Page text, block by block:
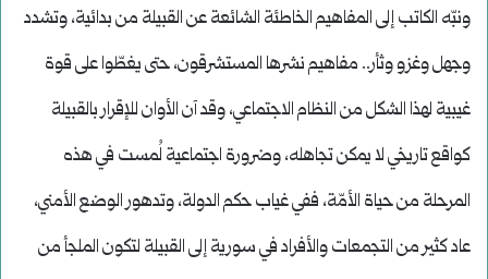
ونبّه الكاتب إلى المفاهيم الخاطئة الشائعة عن القبيلة من بدائية، وتشدد
وجهل وغزو وثأر.. مفاهيم نشرها المستشرقون، حتى يغطّوا على قوة
غيبية لهذا الشكل من النظام الاجتماعي، وقد آن الأوان للإقرار بالقبيلة
كواقع تاريخي لا يمكن تجاهله، وضرورة اجتماعية لُمست في هذه
المرحلة من حياة الأمّة، ففي غياب حكم الدولة، وتدهور الوضع الأمني،
عاد كثير من التجمعات والأفراد في سورية إلى القبيلة لتكون الملجأ من